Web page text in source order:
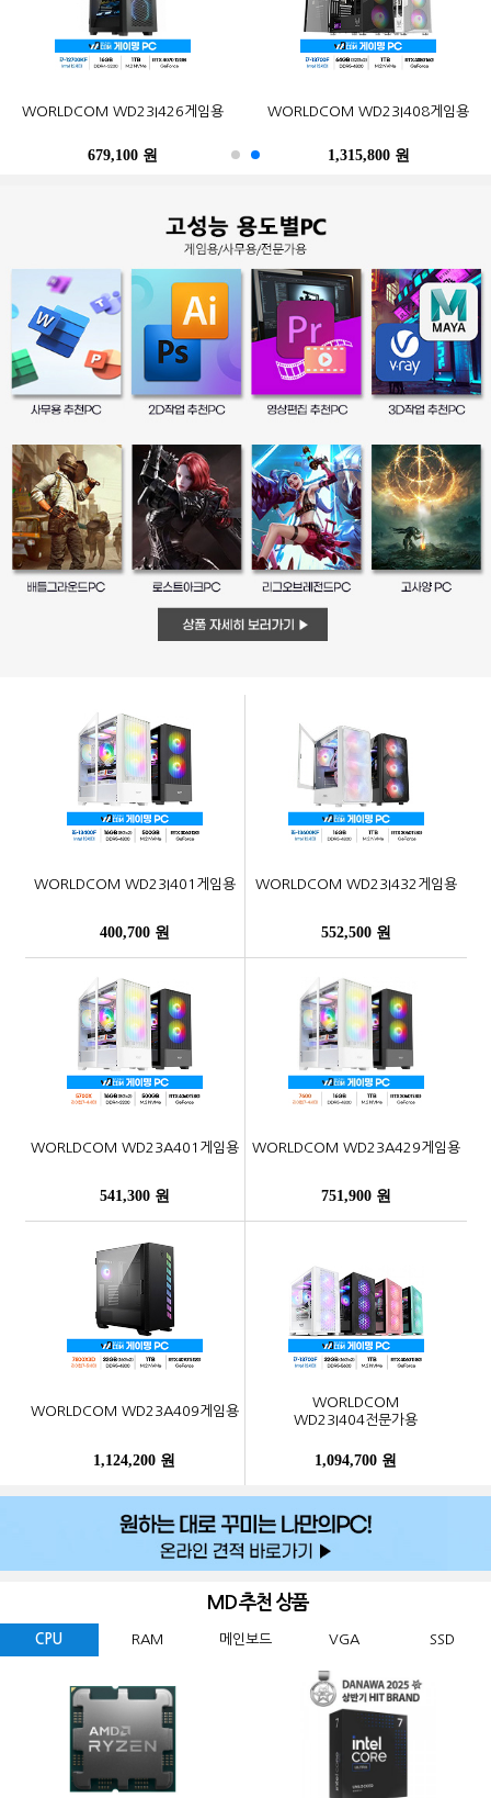
WORLDCOM WD23I426게임용
679,100 원
WORLDCOM WD23I408게임용
1,315,800 원
N100 Win10Pro (4GB, M.2
402,900 원
N10C6L2M Fanless Wi-Fi 6E Win11
486,200 원
MSI G27CQ4 E2 게이밍 170
WQHD HDR 무결점
249,000 원
한성컴퓨터 TFG32Q07P IPS QHD
리얼 75
247,500 원
포유디지탈 iMUZ 컨버터 탭 14 PRO
(스탠드 포함, SSD 256GB)
490,500 원
삼성전자 2017 노트북9 Always
NT900X3N-K517S (기본)
39,300 원
삼성전자 SL-C513W (기본토너)
259,000 원
Epson 정품 무한 L6290 (무한잉크)
396,000 원
WORLDCOM WD23I401게임용
400,700 원
WORLDCOM WD23I432게임용
552,500 원
WORLDCOM WD23A401게임용
541,300 원
WORLDCOM WD23A429게임용
751,900 원
WORLDCOM WD23A409게임용
1,124,200 원
WORLDCOM
WD23I404전문가용
1,094,700 원
MD 추천 상품
CPU RAM 메인보드 VGA SSD